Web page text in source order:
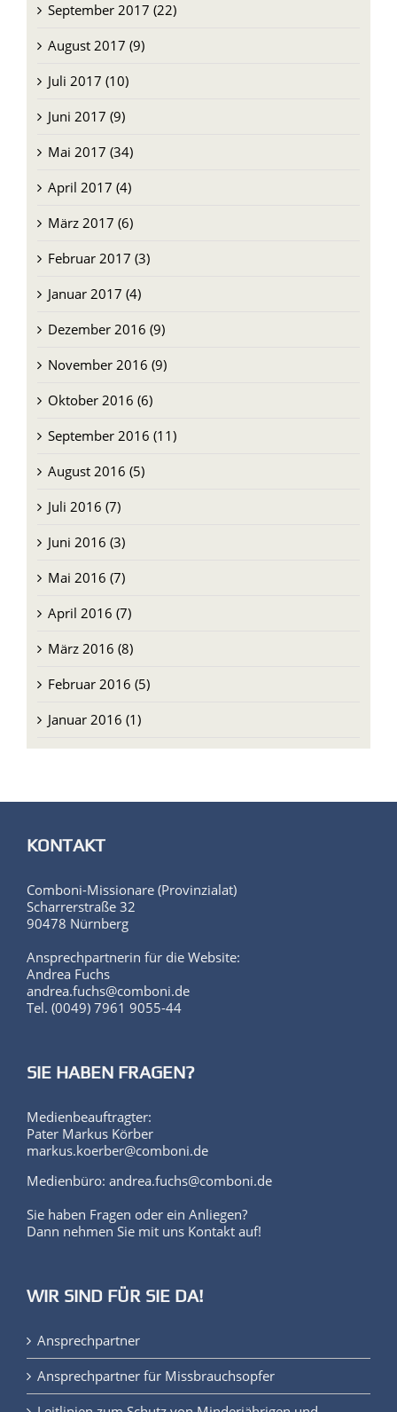
September 2017 (22)
August 2017 (9)
Juli 2017 (10)
Juni 2017 (9)
Mai 2017 (34)
April 2017 (4)
März 2017 (6)
Februar 2017 (3)
Januar 2017 (4)
Dezember 2016 (9)
November 2016 (9)
Oktober 2016 (6)
September 2016 (11)
August 2016 (5)
Juli 2016 (7)
Juni 2016 (3)
Mai 2016 (7)
April 2016 (7)
März 2016 (8)
Februar 2016 (5)
Januar 2016 (1)
KONTAKT
Comboni-Missionare (Provinzialat)
Scharrerstraße 32
90478 Nürnberg
Ansprechpartnerin für die Website:
Andrea Fuchs
andrea.fuchs@comboni.de
Tel. (0049) 7961 9055-44
SIE HABEN FRAGEN?
Medienbeauftragter:
Pater Markus Körber
markus.koerber@comboni.de
Medienbüro: andrea.fuchs@comboni.de
Sie haben Fragen oder ein Anliegen?
Dann nehmen Sie mit uns Kontakt auf!
WIR SIND FÜR SIE DA!
Ansprechpartner
Ansprechpartner für Missbrauchsopfer